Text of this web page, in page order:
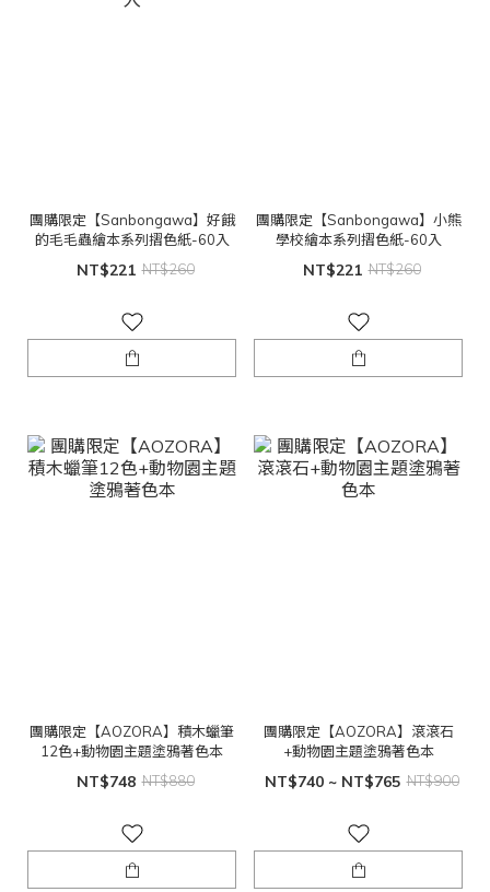
團購限定【Sanbongawa】好餓
的毛毛蟲繪本系列摺色紙-60入
NT$221 NT$260
團購限定【Sanbongawa】小熊
學校繪本系列摺色紙-60入
NT$221 NT$260
團購限定【AOZORA】積木蠟筆
12色+動物園主題塗鴉著色本
NT$748 NT$880
團購限定【AOZORA】滾滾石
+動物園主題塗鴉著色本
NT$740 ~ NT$765 NT$900